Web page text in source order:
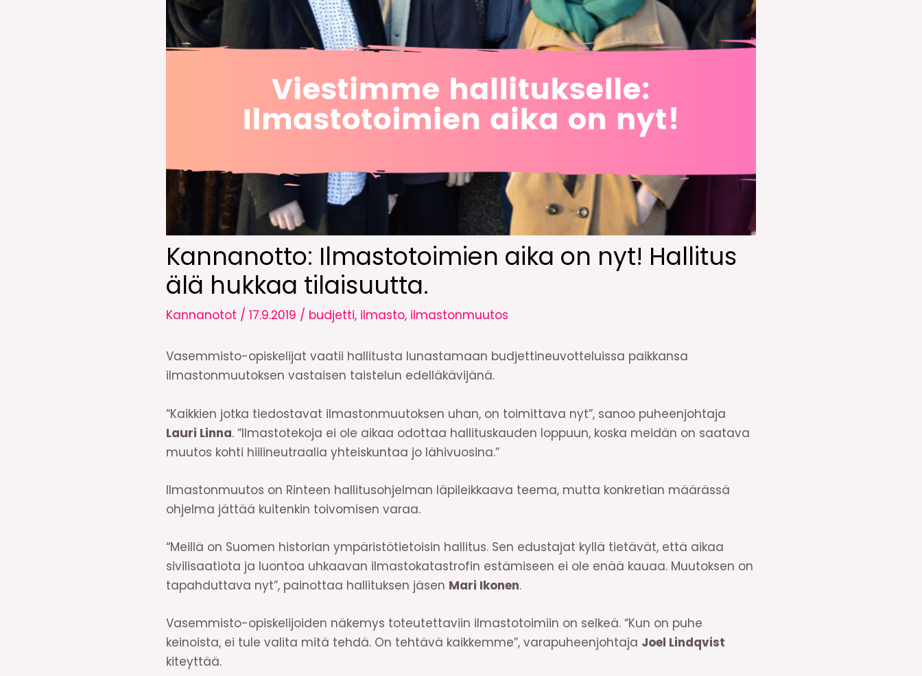
Kannanotto: Ilmastotoimien aika on nyt! Hallitus
älä hukkaa tilaisuutta.
Kannanotot / 17.9.2019 / budjetti, ilmasto, ilmastonmuutos
Vasemmisto-opiskelijat vaatii hallitusta lunastamaan budjettineuvotteluissa paikkansa
ilmastonmuutoksen vastaisen taistelun edelläkävijänä.
“Kaikkien jotka tiedostavat ilmastonmuutoksen uhan, on toimittava nyt”, sanoo puheenjohtaja
Lauri Linna. “Ilmastotekoja ei ole aikaa odottaa hallituskauden loppuun, koska meidän on saatava
muutos kohti hiilineutraalia yhteiskuntaa jo lähivuosina.”
Ilmastonmuutos on Rinteen hallitusohjelman läpileikkaava teema, mutta konkretian määrässä
ohjelma jättää kuitenkin toivomisen varaa.
“Meillä on Suomen historian ympäristötietoisin hallitus. Sen edustajat kyllä tietävät, että aikaa
sivilisaatiota ja luontoa uhkaavan ilmastokatastrofin estämiseen ei ole enää kauaa. Muutoksen on
tapahduttava nyt”, painottaa hallituksen jäsen Mari Ikonen.
Vasemmisto-opiskelijoiden näkemys toteutettaviin ilmastotoimiin on selkeä. “Kun on puhe
keinoista, ei tule valita mitä tehdä. On tehtävä kaikkemme”, varapuheenjohtaja Joel Lindqvist
kiteyttää.